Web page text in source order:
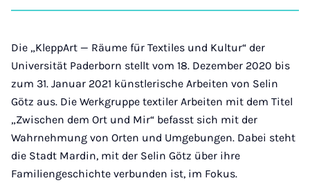
auf auf auf auf über
Die „KleppArt — Räume für Textiles und Kultur“ der
Universität Paderborn stellt vom 18. Dezember 2020 bis
zum 31. Januar 2021 künstlerische Arbeiten von Selin
Götz aus. Die Werkgruppe textiler Arbeiten mit dem Titel
„Zwischen dem Ort und Mir“ befasst sich mit der
Wahrnehmung von Orten und Umgebungen. Dabei steht
die Stadt Mardin, mit der Selin Götz über ihre
Familiengeschichte verbunden ist, im Fokus.